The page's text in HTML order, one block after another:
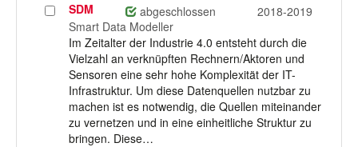
Projekt
auswählen
SDM abgeschlossen
2018-2019
Smart Data Modeller
Im Zeitalter der Industrie 4.0 entsteht durch die
Vielzahl an verknüpften Rechnern/Aktoren und
Sensoren eine sehr hohe Komplexität der IT-
Infrastruktur. Um diese Datenquellen nutzbar zu
machen ist es notwendig, die Quellen miteinander
zu vernetzen und in eine einheitliche Struktur zu
bringen. Diese…